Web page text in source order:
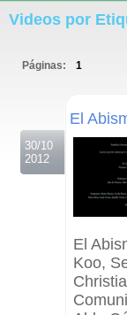
Videos por
Páginas: 1
30/10
2012
El
El
Koo,